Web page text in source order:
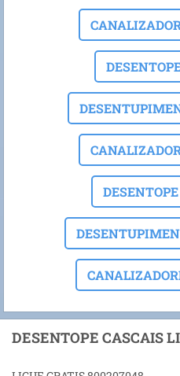
DESENTOPE CASCAIS